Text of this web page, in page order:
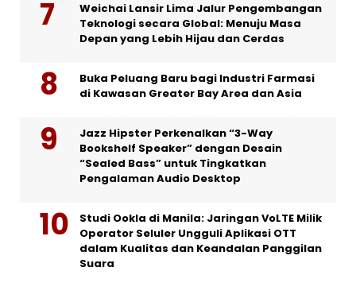
Weichai Lansir Lima Jalur Pengembangan
Teknologi secara Global: Menuju Masa
Depan yang Lebih Hijau dan Cerdas
Buka Peluang Baru bagi Industri Farmasi
di Kawasan Greater Bay Area dan Asia
Jazz Hipster Perkenalkan “3-Way
Bookshelf Speaker” dengan Desain
“Sealed Bass” untuk Tingkatkan
Pengalaman Audio Desktop
Studi Ookla di Manila: Jaringan VoLTE Milik
Operator Seluler Ungguli Aplikasi OTT
dalam Kualitas dan Keandalan Panggilan
Suara